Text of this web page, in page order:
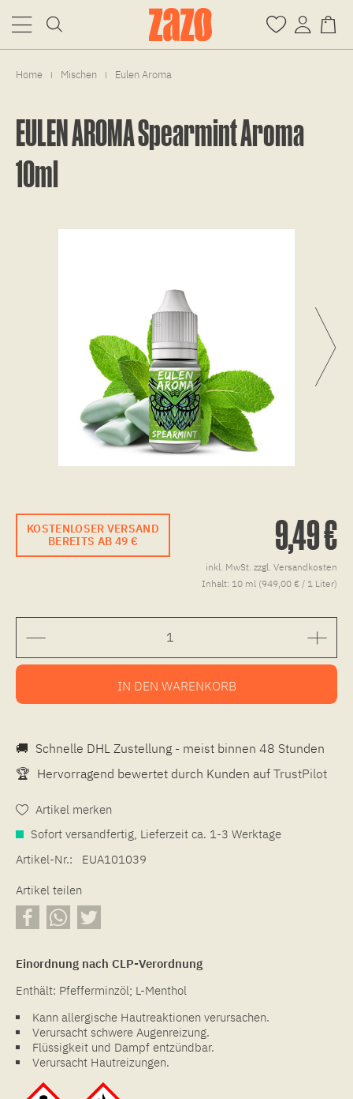
Home | Mischen | Eulen Aroma
EULEN AROMA Spearmint Aroma
10ml
KOSTENLOSER VERSAND
BEREITS AB 49 €
9,49 €
inkl. MwSt. zzgl. Versandkosten
Inhalt: 10 ml (949,00 € / 1 Liter)
IN DEN WARENKORB
🚚 Schnelle DHL Zustellung - meist binnen 48 Stunden
🏆 Hervorragend bewertet durch Kunden auf TrustPilot
Artikel merken
Sofort versandfertig, Lieferzeit ca. 1-3 Werktage
Artikel-Nr.:
EUA101039
Artikel teilen
Einordnung nach CLP-Verordnung
Enthält: Pfefferminzöl; L-Menthol
Kann allergische Hautreaktionen verursachen.
Verursacht schwere Augenreizung.
Flüssigkeit und Dampf entzündbar.
Verursacht Hautreizungen.